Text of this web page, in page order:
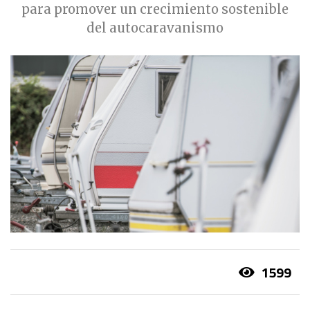
para promover un crecimiento sostenible
del autocaravanismo
1599